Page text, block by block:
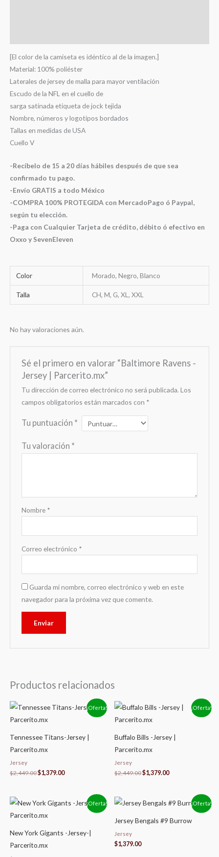
[El color de la camiseta es idéntico al de la imagen.]
Material: 100% poliéster
Laterales de jersey de malla para mayor ventilación
Escudo de la NFL en el cuello de
sarga satinada etiqueta de jock tejida
Nombre, números y logotipos bordados
Tallas en medidas de USA
Cuello V
-Recíbelo de 15 a 20 días hábiles después de que sea
confirmado tu pago.
-Envío GRATIS a todo México
-COMPRA 100% PROTEGIDA con MercadoPago ó Paypal,
según tu elección.
-Paga con Cualquier Tarjeta de crédito, débito ó efectivo en
Oxxo y SevenEleven
Color Morado, Negro, Blanco
Talla CH, M, G, XL, XXL
No hay valoraciones aún.
Sé el primero en valorar “Baltimore Ravens -
Jersey | Parcerito.mx”
Tu dirección de correo electrónico no será publicada. Los
campos obligatorios están marcados con *
Tu puntuación *
Tu valoración *
Nombre *
Correo electrónico *
Guarda mi nombre, correo electrónico y web en este
navegador para la próxima vez que comente.
Productos relacionados
¡Oferta!
Tennessee Titans-Jersey |
Parcerito.mx
Jersey
$2,449.00
precio
original
$2,449.00.
$1,379.00
precio
$1,379.00.
¡Oferta!
Buffalo Bills -Jersey |
Parcerito.mx
Jersey
$2,449.00
El
precio
original
$2,449.00.
$1,379.00
precio
$1,379.00.
¡Oferta!
New York Gigants -Jersey-|
Parcerito.mx
precio
original
$2,449.00.
El
precio
$1,379.00.
¡Oferta!
Jersey Bengals #9 Burrow
Jersey
$1,379.00